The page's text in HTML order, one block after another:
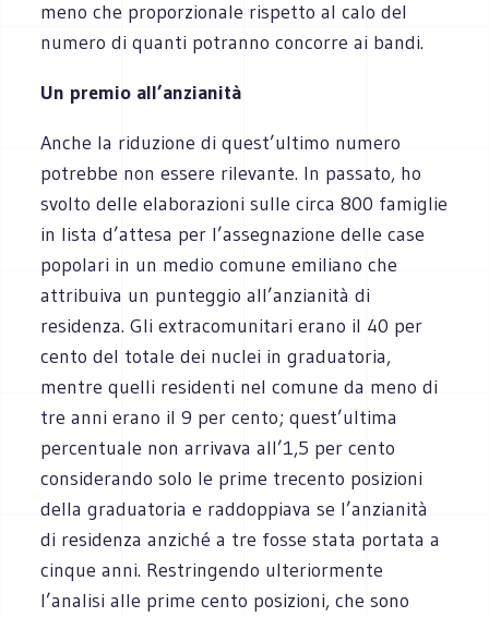
meno che proporzionale rispetto al calo del
numero di quanti potranno concorre ai bandi.
Un premio all’anzianità
Anche la riduzione di quest’ultimo numero
potrebbe non essere rilevante. In passato, ho
svolto delle elaborazioni sulle circa 800 famiglie
in lista d’attesa per l’assegnazione delle case
popolari in un medio comune emiliano che
attribuiva un punteggio all’anzianità di
residenza. Gli extracomunitari erano il 40 per
cento del totale dei nuclei in graduatoria,
mentre quelli residenti nel comune da meno di
tre anni erano il 9 per cento; quest’ultima
percentuale non arrivava all’1,5 per cento
considerando solo le prime trecento posizioni
della graduatoria e raddoppiava se l’anzianità
di residenza anziché a tre fosse stata portata a
cinque anni. Restringendo ulteriormente
l’analisi alle prime cento posizioni, che sono